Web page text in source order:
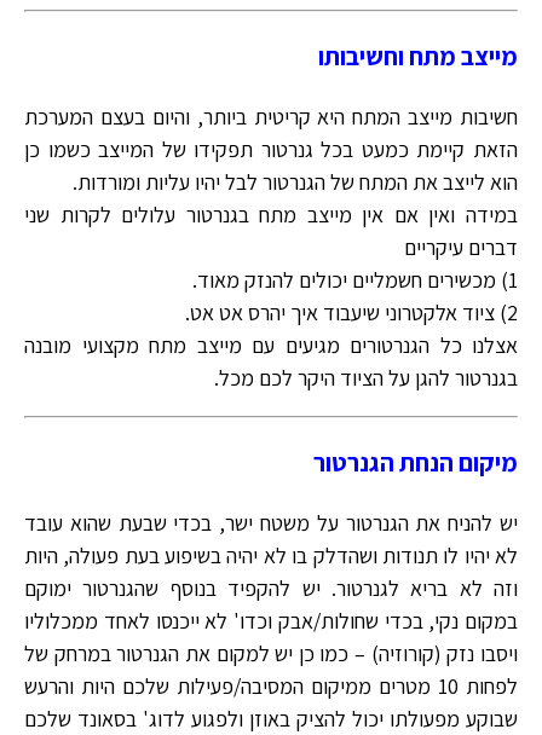
מייצב מתח וחשיבותו
חשיבות מייצב המתח היא קריטית ביותר, והיום בעצם המערכת
הזאת קיימת כמעט בכל גנרטור תפקידו של המייצב כשמו כן
הוא לייצב את המתח של הגנרטור לבל יהיו עליות ומורדות.
במידה ואין אם אין מייצב מתח בגנרטור עלולים לקרות שני
דברים עיקריים
1) מכשירים חשמליים יכולים להנזק מאוד.
2) ציוד אלקטרוני שיעבוד איך יהרס אט אט.
אצלנו כל הגנרטורים מגיעים עם מייצב מתח מקצועי מובנה
בגנרטור להגן על הציוד היקר לכם מכל.
מיקום הנחת הגנרטור
יש להניח את הגנרטור על משטח ישר, בכדי שבעת שהוא עובד
לא יהיו לו תנודות ושהדלק בו לא יהיה בשיפוע בעת פעולה, היות
וזה לא בריא לגנרטור. יש להקפיד בנוסף שהגנרטור ימוקם
במקום נקי, בכדי שחולות/אבק וכדו' לא ייכנסו לאחד ממכלוליו
ויסבו נזק (קורוזיה) – כמו כן יש למקום את הגנרטור במרחק של
לפחות 10 מטרים ממיקום המסיבה/פעילות שלכם היות והרעש
שבוקע מפעולתו יכול להציק באוזן ולפגוע לדוג' בסאונד שלכם